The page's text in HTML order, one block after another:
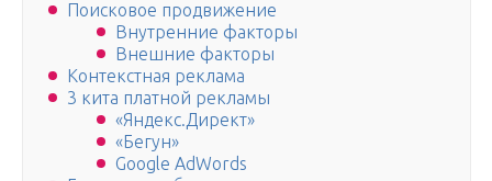
Поисковое продвижение
Внутренние факторы
Внешние факторы
Контекстная реклама
3 кита платной рекламы
«Яндекс.Директ»
«Бегун»
Google AdWords